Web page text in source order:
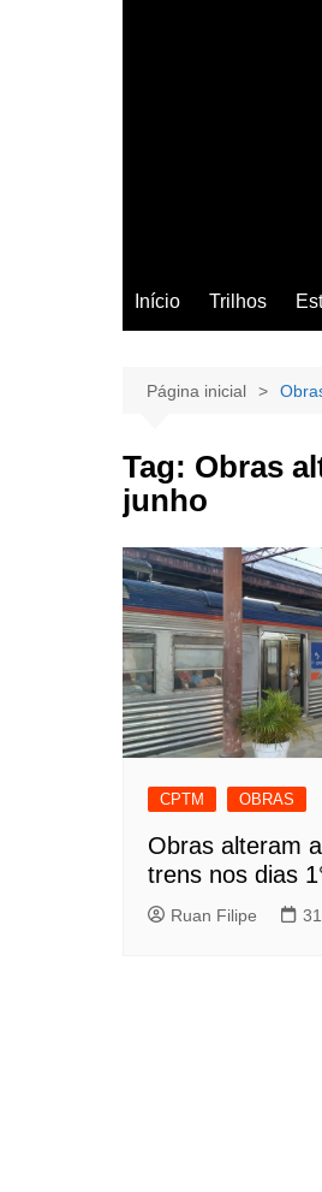
Início Trilhos
Página inicial
Tag: Obras
junho
CPTM OBRAS
Obras alteram
trens nos dias
Ruan Filipe